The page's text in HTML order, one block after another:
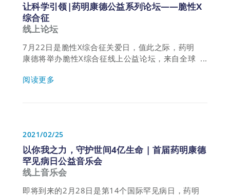
让科学引领|药明康德公益系列论坛——脆性X
综合征
线上论坛
7月22日是脆性X综合征关爱日，值此之际，药明
康德将举办脆性X综合征线上公益论坛，来自全球
先锋，以及学术界知名学者和医疗专家等近30位
阅读更多
2021/02/25
以你我之力，守护世间4亿生命 | 首届药明康德
罕见病日公益音乐会
线上音乐会
即将到来的2月28日是第14个国际罕见病日，药明